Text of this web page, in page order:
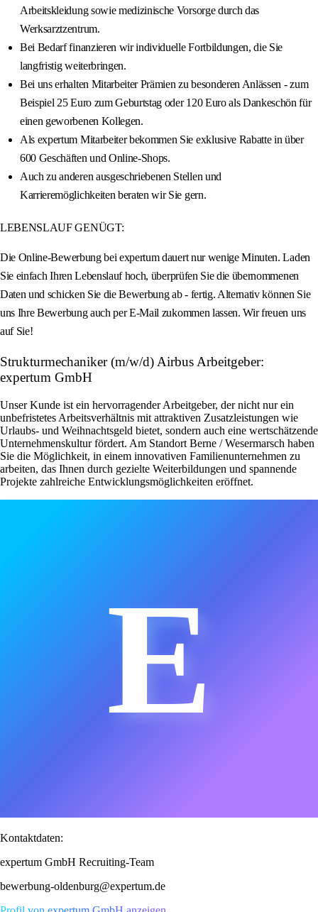
Arbeitskleidung sowie medizinische Vorsorge durch das
Werksarztzentrum.
Bei Bedarf finanzieren wir individuelle Fortbildungen, die Sie
langfristig weiterbringen.
Bei uns erhalten Mitarbeiter Prämien zu besonderen Anlässen - zum
Beispiel 25 Euro zum Geburtstag oder 120 Euro als Dankeschön für
einen geworbenen Kollegen.
Als expertum Mitarbeiter bekommen Sie exklusive Rabatte in über
600 Geschäften und Online-Shops.
Auch zu anderen ausgeschriebenen Stellen und
Karrieremöglichkeiten beraten wir Sie gern.
LEBENSLAUF GENÜGT:
Die Online-Bewerbung bei expertum dauert nur wenige Minuten. Laden
Sie einfach Ihren Lebenslauf hoch, überprüfen Sie die übernommenen
Daten und schicken Sie die Bewerbung ab - fertig. Alternativ können Sie
uns Ihre Bewerbung auch per E-Mail zukommen lassen. Wir freuen uns
auf Sie!
Strukturmechaniker (m/w/d) Airbus Arbeitgeber:
expertum GmbH
Unser Kunde ist ein hervorragender Arbeitgeber, der nicht nur ein
unbefristetes Arbeitsverhältnis mit attraktiven Zusatzleistungen wie
Urlaubs- und Weihnachtsgeld bietet, sondern auch eine wertschätzende
Unternehmenskultur fördert. Am Standort Berne / Wesermarsch haben
Sie die Möglichkeit, in einem innovativen Familienunternehmen zu
arbeiten, das Ihnen durch gezielte Weiterbildungen und spannende
Projekte zahlreiche Entwicklungsmöglichkeiten eröffnet.
E
Kontaktdaten:
expertum GmbH Recruiting-Team
bewerbung-oldenburg@expertum.de